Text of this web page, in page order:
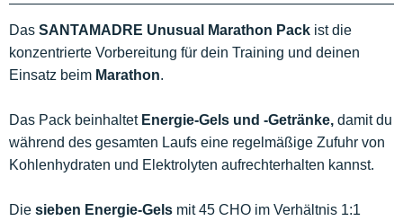
Das SANTAMADRE Unusual Marathon Pack ist die
konzentrierte Vorbereitung für dein Training und deinen
Einsatz beim Marathon.
Das Pack beinhaltet Energie-Gels und -Getränke, damit du
während des gesamten Laufs eine regelmäßige Zufuhr von
Kohlenhydraten und Elektrolyten aufrechterhalten kannst.
Die sieben Energie-Gels mit 45 CHO im Verhältnis 1:1